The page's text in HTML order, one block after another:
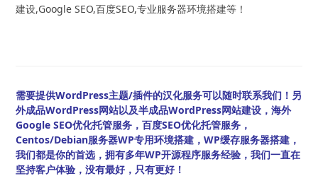
建设,Google SEO,百度SEO,专业服务器环境搭建等！
需要提供WordPress主题/插件的汉化服务可以随时联系我们！另
外成品WordPress网站以及半成品WordPress网站建设，海外
Google SEO优化托管服务，百度SEO优化托管服务，
Centos/Debian服务器WP专用环境搭建，WP缓存服务器搭建，
我们都是你的首选，拥有多年WP开源程序服务经验，我们一直在
坚持客户体验，没有最好，只有更好！